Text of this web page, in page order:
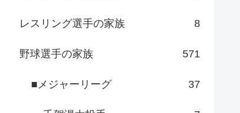
レスリング選手の家族 8
野球選手の家族 571
■メジャーリーグ 37